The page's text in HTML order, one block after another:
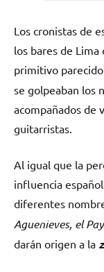
Los cronistas de
los bares de
primitivo
se golpeaban los
acompañados de
guitarristas.
Al igual que la
influencia
diferentes
Aguenieves, el
darán origen a la